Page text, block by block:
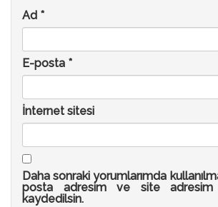
Ad *
E-posta *
İnternet sitesi
Daha sonraki yorumlarımda
posta adresim ve site adresim
kaydedilsin.